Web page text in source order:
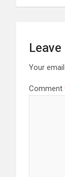
Leave
Your
Comment